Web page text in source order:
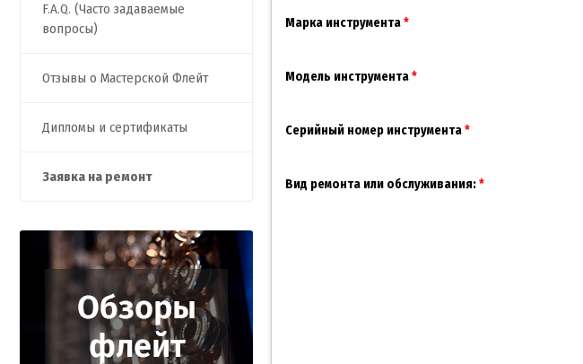
F.A.Q. (Часто задаваемые
вопросы)
Отзывы о Мастерской Флейт
Дипломы и сертификаты
Заявка на ремонт
Марка инструмента
Модель инструмента
Серийный номер инструмента
Вид ремонта или обслуживания: